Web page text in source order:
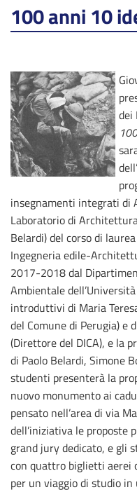
100 anni 10
dei
insegnamenti integrati di
Laboratorio di
Belardi) del corso di
Ingegneria edile-
2017-2018 dal
Ambientale
introduttivi di Maria
del Comune di Perugia) e
(Direttore del DICA), e la
di Paolo Belardi, Simone
studenti presenterà la
nuovo monumento ai
pensato nell’area di via
dell’iniziativa le proposte
grand jury dedicato, e gli
con quattro biglietti aerei
per un viaggio di studio